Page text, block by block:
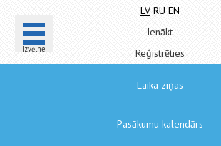
Izvēlne
LV RU EN
Ienākt
Reģistrēties
Laika ziņas
Pasākumu kalendārs